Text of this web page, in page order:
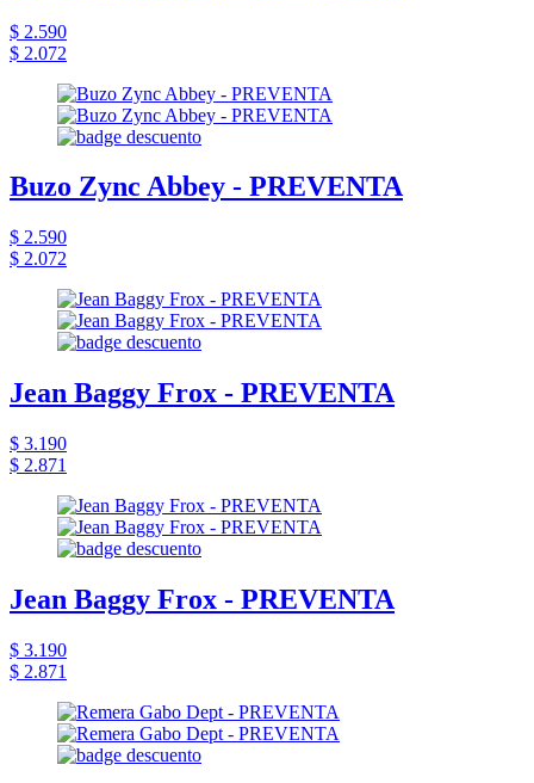
$ 2.590
$ 2.072
Buzo Zync Abbey - PREVENTA
$ 2.590
$ 2.072
Jean Baggy Frox - PREVENTA
$ 3.190
$ 2.871
Jean Baggy Frox - PREVENTA
$ 3.190
$ 2.871